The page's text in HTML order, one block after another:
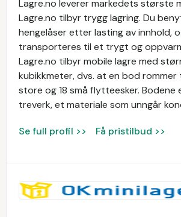
Lagre.no leverer markedets største
Lagre.no tilbyr trygg lagring. Du
hengelåser etter lasting av innhold,
transporteres til et trygt og
Lagre.no tilbyr mobile lagre med
kubikkmeter, dvs. at en bod rommer
store og 18 små flytteesker. Bodene
treverk, et materiale som unngår
Se full profil >> Få pristilbud >>